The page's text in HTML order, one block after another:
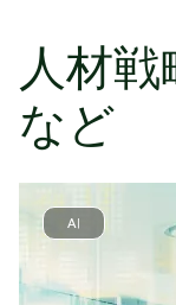
人材
など
AI